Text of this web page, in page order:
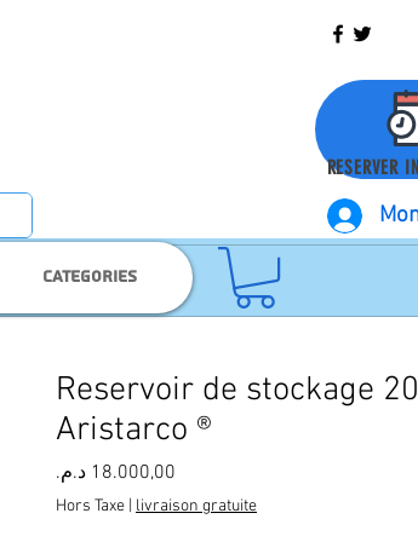
RESERVER
Categories
Reservoir de stockage
Aristarco ®
Hors Taxe livraison gratuite